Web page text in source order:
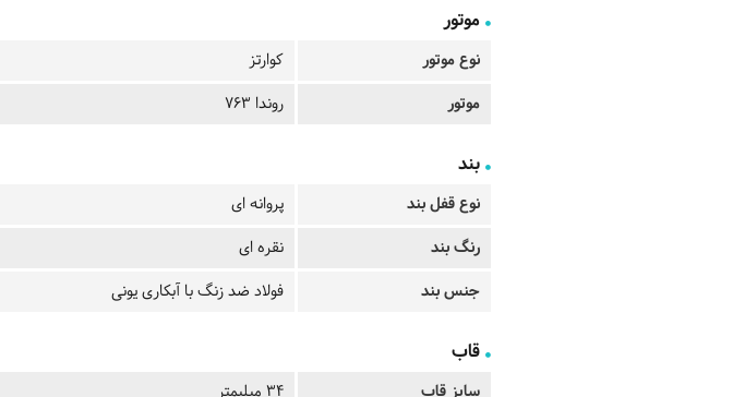
موتور
نوع موتور
کوارتز
موتور
روندا 763
بند
نوع قفل بند
پروانه ای
رنگ بند
نقره ای
جنس بند
فولاد ضد زنگ با آبکاری یونی
قاب
سایز قاب
34 میلیمتر